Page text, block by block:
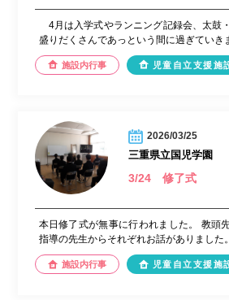
4月は入学式やランニング記録会、太鼓
盛りだくさんであっという間に過ぎていき
施設内行事 児童自立支援施
2026/03/25
三重県立国児学園
3/24 修了式
本日修了式が無事に行われました。 教頭
指導の先生からそれぞれお話がありました
施設内行事 児童自立支援施